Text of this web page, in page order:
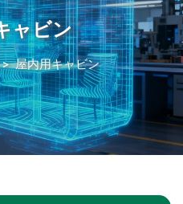
ャビン
屋内用キャビン